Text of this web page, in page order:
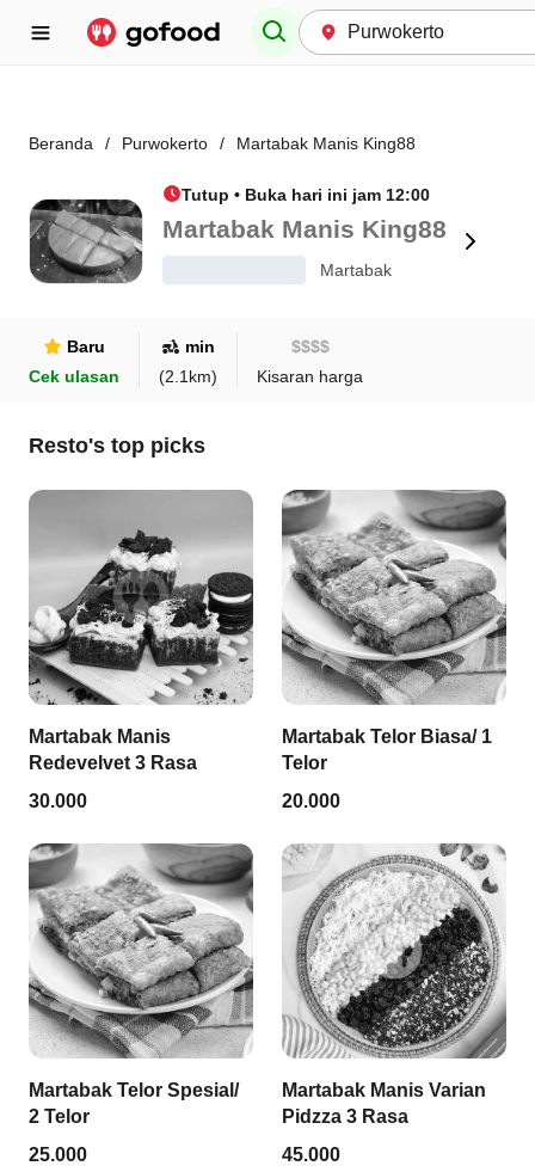
Beranda / Purwokerto / Martabak Manis King88
Tutup • Buka hari ini jam 12:00
Martabak Manis King88
Martabak
Baru
Cek ulasan
min
(2.1 km)
$$$$
Kisaran harga
Resto's top picks
Martabak Manis
Redevelvet 3 Rasa
30.000
Martabak Telor Biasa/ 1
Telor
20.000
Martabak Telor Spesial/
2 Telor
25.000
Martabak Manis Varian
Pidzza 3 Rasa
45.000